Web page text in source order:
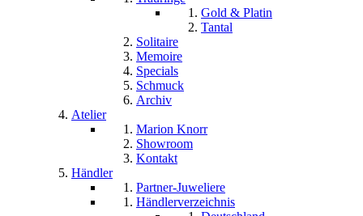
Gold & Platin
Tantal
Solitaire
Memoire
Specials
Schmuck
Archiv
Atelier
Marion Knorr
Showroom
Kontakt
Händler
Partner-Juweliere
Händlerverzeichnis